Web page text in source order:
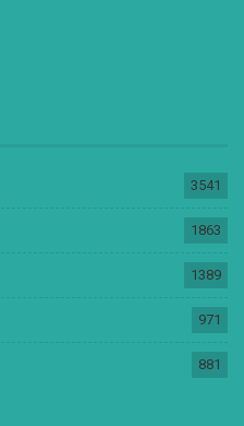
3541
1863
1389
971
881